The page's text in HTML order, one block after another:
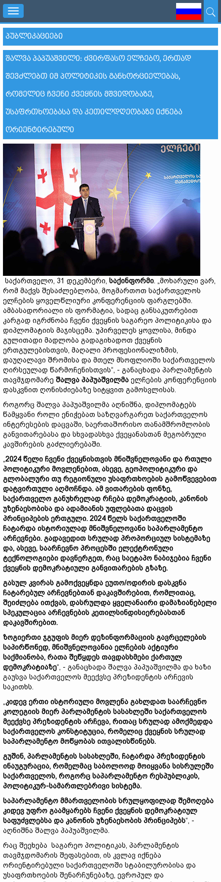
Toggle
navigation
ᲞᲣᲑᲚᲘᲙᲐᲪᲘᲔᲑᲘ
ᲨᲐᲚᲕᲐ ᲞᲐᲞᲣᲐᲨᲕᲘᲚᲘ: ᲫᲕᲘᲠᲤᲐᲡᲝ ᲔᲚᲩᲔᲑᲝ, ᲔᲠᲗᲐᲓ
ᲨᲔᲕᲫᲚᲔᲑᲗ ᲘᲛ ᲞᲝᲚᲘᲢᲘᲙᲘᲡ ᲒᲐᲜᲮᲝᲠᲪᲘᲔᲚᲔᲑᲐᲡ,
ᲠᲝᲛᲔᲚᲘᲪ ᲩᲕᲔᲜᲘ ᲥᲕᲔᲧᲜᲘᲡ ᲛᲨᲕᲘᲓᲝᲑᲐᲖᲔ,
ᲣᲡᲐᲤᲠᲗᲮᲝᲔᲑᲐᲡᲐ ᲓᲐ ᲙᲔᲗᲘᲚᲓᲦᲔᲝᲑᲐᲖᲔ ᲘᲥᲜᲔᲑᲐ
ᲝᲠᲘᲔᲜᲢᲘᲠᲔᲑᲣᲚᲘ
საქართველო, 31 დეკემბერი, საქინფორმი. „მოხარული ვარ,
რომ მაქვს შესაძლებლობა, მოგმართოთ საქართველოს
ელჩების ყოველწლიური კონფერენციის ფარგლებში.
ამბასადორიალი ის ფორმატია, სადაც განსაკუთრებით
კარგად იგრძნობა ჩვენი ქვეყნის საგარეო პოლიტიკისა და
დიპლომატიის მაჯისცემა. უპირველეს ყოვლისა, მინდა
გულითადი მადლობა გადაგიხადოთ ქვეყნის
ერთგულებისთვის, მაღალი პროფესიონალიზმის,
დაუღალავი შრომისა და მთელ მსოფლიოში საქართველოს
ღირსეულად წარმოჩენისთვის“, - განაცხადა პარლამენტის
თავმჯდომარე შალვა პაპუაშვილმა ელჩების კონფერენციის
დასკვნით ღონისძიებაზე სიტყვით გამოსვლისას.
როგორც შალვა პაპუაშვილმა აღნიშნა, დიპლომატებს
წამყვანი როლი ენიჭებათ საზღვარგარეთ საქართველოს
ინტერესების დაცვაში, საერთაშორისო თანამშრომლობის
განვითარებასა და სხვადასხვა ქვეყანასთან მეგობრული
კავშირების გაძლიერებაში.
„2024წელი ჩვენი ქვეყნისთვის მნიშვნელოვანი და რთული
პოლიტიკური მოვლენებით, ასევე, გეოპოლიტიკური და
გლობალური თუ რეგიონული უსაფრთხოების გამოწვევებით
დატვირთული აღმოჩნდა. ამ ვითარების ფონზე,
საქართველო განუხრელად რჩება დემოკრატიის, კანონის
უზენაესობისა და ადამიანის უფლებათა დაცვის
პრინციპების ერთგული. 2024წელს საქართველოში
ჩატარდა ისტორიულად მნიშვნელოვანი საპარლამენტო
არჩევნები. გადავედით სრულად პროპორციულ სისტემაზე
და, ასევე, საარჩევნო პროცესში ელექტრონული
ტექნოლოგიები დავნერგეთ, რაც საეტაპო ნაბიჯებია ჩვენი
ქვეყნის დემოკრატიული განვითარების გზაზე.
გასულ კვირას გამოქვეყნდა ეუთო/ოდირის დასკვნა
ჩატარებულ არჩევნებთან დაკავშირებით, რომლითაც,
შეიძლება ითქვას, დასრულდა ყველანაირი დამაზიანებელი
სპეკულაცია არჩევნების კეთილსინდისიერებასთან
დაკავშირებით.
ზოგიერთი ჯგუფის მიერ დეზინფორმაციის გავრცელების
საპირწონედ, მნიშვნელოვანია ელჩების აქტიური
საქმიანობა, რათა შეწყდეს თავდასხმები ქართულ
დემოკრატიაზე“, - განაცხადა შალვა პაპუაშვილმა და ხაზი
გაუსვა საქართველოს მეექვსე პრეზიდენტის არჩევის
საკითხს.
„კიდევ ერთი ისტორიული მოვლენა გახლდათ საარჩევნო
კოლეგიის მიერ პარლამენტის სასახლეში საქართველოს
მეექვსე პრეზიდენტის არჩევა, რითაც სრულად ამოქმედდა
საქართველოს კონსტიტუცია, რომელიც ქვეყნის სრულად
საპარლამენტო მოწყობას ითვალისწინებს.
გუშინ, პარლამენტის სასახლეში, ჩატარდა პრეზიდენტის
ინაუგურაცია, რომელმაც საბოლოოდ მოიყვანა სისრულეში
საქართველოს, როგორც საპარლამენტო რესპუბლიკის,
პოლიტიკურ-სამართლებრივი სისტემა.
საპარლამენტო მმართველობის სრულყოფილად შემოღება
კიდევ უფრო გაამყარებს ჩვენი ქვეყნის დემოკრატიულ
საფუძვლებსა და კანონის უზენაესობის პრინციპებს“, -
აღნიშნა შალვა პაპუაშვილმა.
რაც შეეხება საგარეო პოლიტიკას, პარლამენტის
თავმჯდომარის შეფასებით, ის კვლავ იქნება
ორიენტირებული საქართველოში სტაბილურობისა და
უსაფრთხოების შენარჩუნებაზე, ევროპულ და